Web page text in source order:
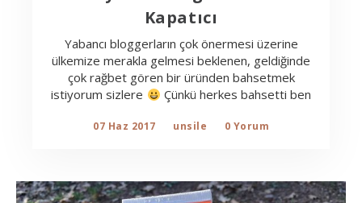
Kapatıcı
Yabancı bloggerların çok önermesi üzerine
ülkemize merakla gelmesi beklenen, geldiğinde
çok rağbet gören bir üründen bahsetmek
istiyorum sizlere
Çünkü herkes bahsetti ben
07 Haz 2017 unsile 0 Yorum